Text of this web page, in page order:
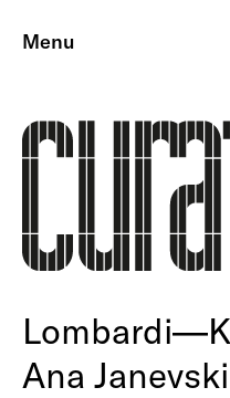
Menu
Ana Janevski